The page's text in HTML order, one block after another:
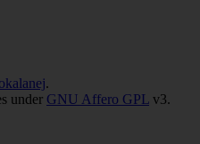
.
under GNU Affero GPL v3.